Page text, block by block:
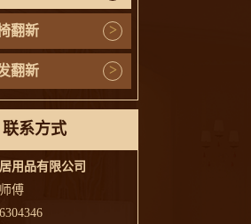
翻新 >
翻新 >
联系方式
用品有限公司
傅